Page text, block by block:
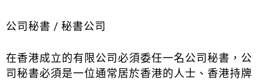
公司秘書 / 秘書公司
在香港成立的有限公司必須委任一名公司秘書，公
司秘書必須是一位通常居於香港的人士、香港持牌